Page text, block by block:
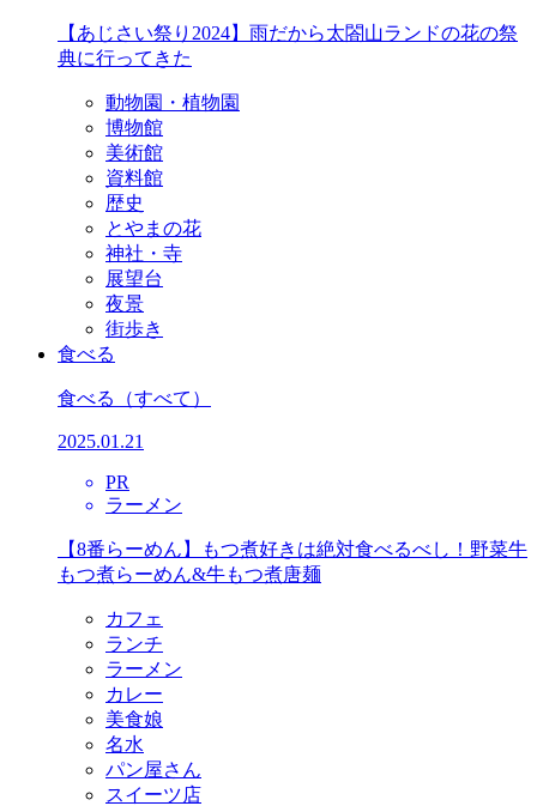
【あじさい祭り2024】雨だから太閤山ランドの花の祭
典に行ってきた
動物園・植物園
博物館
美術館
資料館
歴史
とやまの花
神社・寺
展望台
夜景
街歩き
食べる
食べる （すべて）
2025.01.21
PR
ラーメン
【8番らーめん】もつ煮好きは絶対食べるべし！野菜牛
もつ煮らーめん&牛もつ煮唐麺
カフェ
ランチ
ラーメン
カレー
美食娘
名水
パン屋さん
スイーツ店